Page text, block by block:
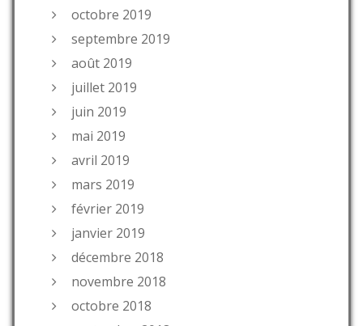
octobre 2019
septembre 2019
août 2019
juillet 2019
juin 2019
mai 2019
avril 2019
mars 2019
février 2019
janvier 2019
décembre 2018
novembre 2018
octobre 2018